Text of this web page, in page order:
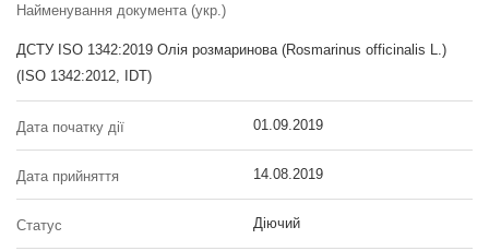
Найменування документа (укр.)
ДСТУ ISO 1342:2019 Олія розмаринова (Rosmarinus officinalis L.)
(ISO 1342:2012, IDT)
Дата початку дії 01.09.2019
Дата прийняття 14.08.2019
Статус Діючий